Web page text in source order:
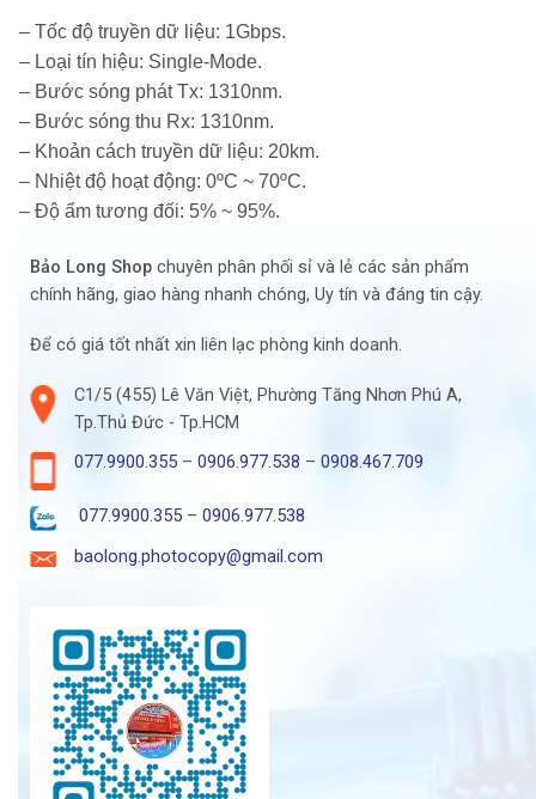
– Tốc độ truyền dữ liệu: 1Gbps.
– Loại tín hiệu: Single-Mode.
– Bước sóng phát Tx: 1310nm.
– Bước sóng thu Rx: 1310nm.
– Khoản cách truyền dữ liệu: 20km.
– Nhiệt độ hoạt động: 0ºC ~ 70ºC.
– Độ ẩm tương đối: 5% ~ 95%.
Bảo Long Shop chuyên phân phối sỉ và lẻ các sản phẩm
chính hãng, giao hàng nhanh chóng, Uy tín và đáng tin cậy.
Để có giá tốt nhất xin liên lạc phòng kinh doanh.
C1/5 (455) Lê Văn Việt, Phường Tăng Nhơn Phú A,
Tp.Thủ Đức - Tp.HCM
077.9900.355– 0906.977.538 – 0908.467.709
077.9900.355– 0906.977.538
baolong.photocopy@gmail.com